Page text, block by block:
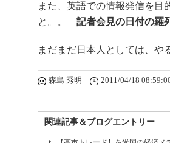
また、英語での情報発信を目
と。。 記者会見の日付の羅
まだまだ日本人としては、や
森島 秀明 2011/04/18
関連記事＆ブログエントリー